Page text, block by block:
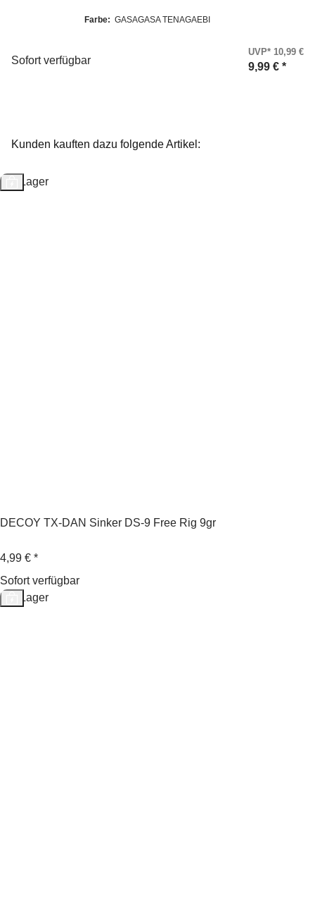
Farbe: GASAGASA TENAGAEBI
Sofort verfügbar
UVP* 10,99 €
9,99 € *
Kunden kauften dazu folgende Artikel:
Auf Lager
DECOY TX-DAN Sinker DS-9 Free Rig 9gr
4,99 € *
Sofort verfügbar
Auf Lager